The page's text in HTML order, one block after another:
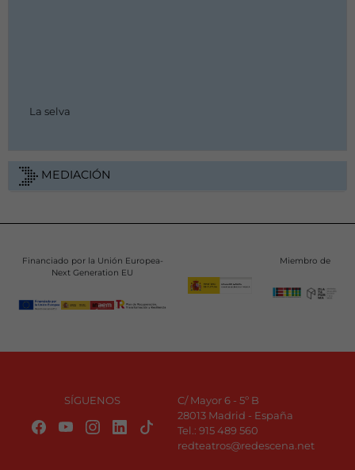
La selva
MEDIACIÓN
Financiado por la Unión Europea-
Next Generation EU
Miembro de
SÍGUENOS
C/ Mayor 6 - 5º B
28013 Madrid - España
Tel.: 915 489 560
redteatros@redescena.net